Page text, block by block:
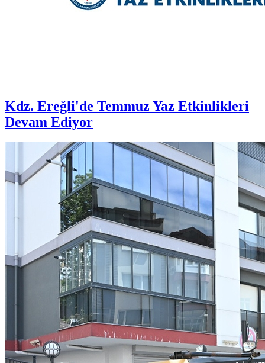
Kdz. Ereğli'de Temmuz Yaz Etkinlikleri
Devam Ediyor